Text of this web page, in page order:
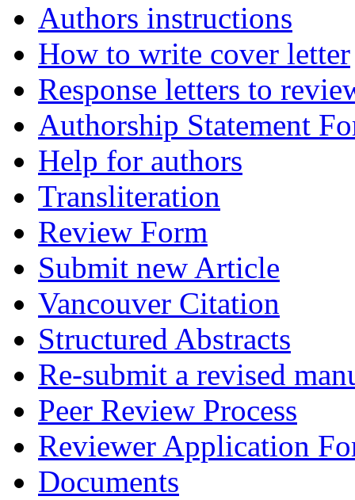
Authors instructions
How to write cover letter
Response letters to
Authorship Statement
Help for authors
Transliteration
Review Form
Submit new Article
Vancouver Citation
Structured Abstracts
Re-submit a revised
Peer Review Process
Reviewer Application
Documents